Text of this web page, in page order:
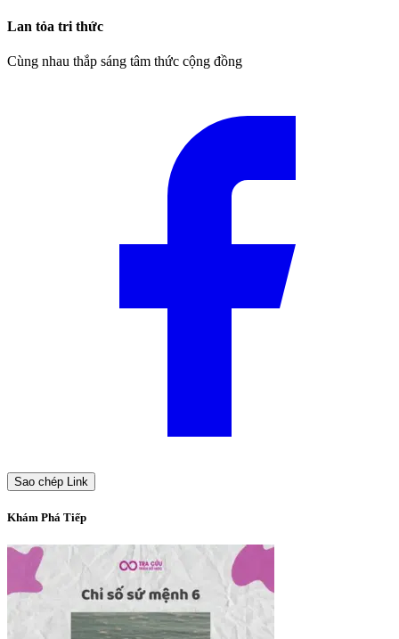
Lan tỏa tri thức
Cùng nhau thắp sáng tâm thức cộng đồng
Sao chép Link
Khám Phá Tiếp